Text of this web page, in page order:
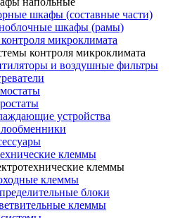
шкафы (составные части)
шкафы (рамы)
микроклимата
контроля микроклимата
и воздушные фильтры
устройства
клеммы
клеммы
клеммы
блоки
клеммы